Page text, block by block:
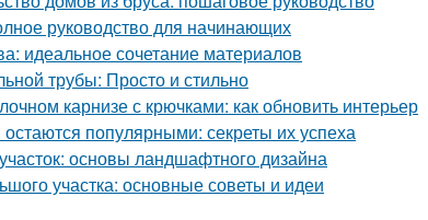
руководство для начинающих
идеальное сочетание материалов
трубы: Просто и стильно
карнизе с крючками: как обновить интерьер
популярными: секреты их успеха
основы ландшафтного дизайна
участка: основные советы и идеи